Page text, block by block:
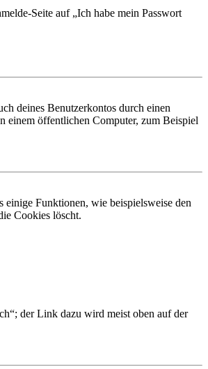
Seite auf „Ich habe mein Passwort
deines Benutzerkontos durch einen
einem öffentlichen Computer, zum Beispiel
Funktionen, wie beispielsweise den
Cookies löscht.
der Link dazu wird meist oben auf der